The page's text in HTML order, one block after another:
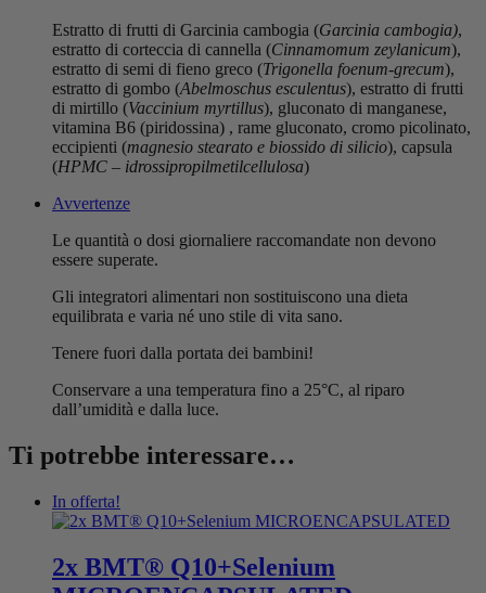
Estratto di frutti di Garcinia cambogia (Garcinia cambogia),
estratto di corteccia di cannella (Cinnamomum zeylanicum),
estratto di semi di fieno greco (Trigonella foenum-grecum),
estratto di gombo (Abelmoschus esculentus), estratto di frutti
di mirtillo (Vaccinium myrtillus), gluconato di manganese,
vitamina B6 (piridossina) , rame gluconato, cromo picolinato,
eccipienti (magnesio stearato e biossido di silicio), capsula
(HPMC – idrossipropilmetilcellulosa)
Avvertenze
Le quantità o dosi giornaliere raccomandate non devono
essere superate.
Gli integratori alimentari non sostituiscono una dieta
equilibrata e varia né uno stile di vita sano.
Tenere fuori dalla portata dei bambini!
Conservare a una temperatura fino a 25°C, al riparo
dall’umidità e dalla luce.
Ti potrebbe interessare…
In offerta!
2x BMT® Q10+Selenium